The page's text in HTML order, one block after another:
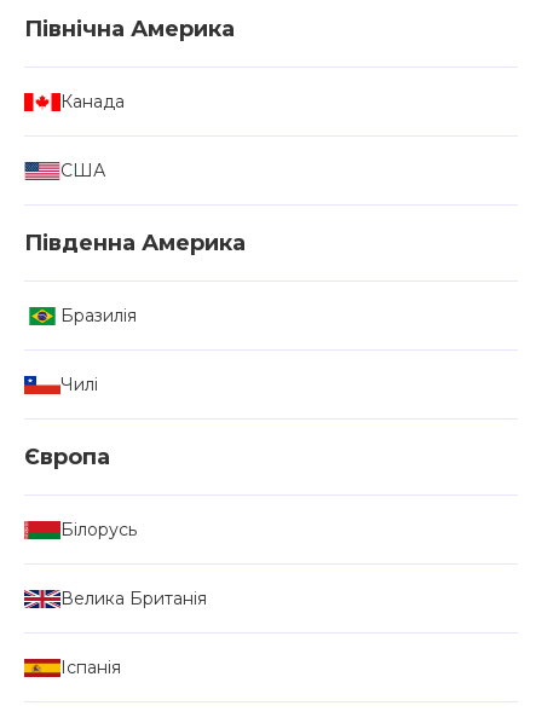
Північна Америка
Канада
США
Південна Америка
Бразилія
Чилі
Європа
Білорусь
Велика Британія
Іспанія